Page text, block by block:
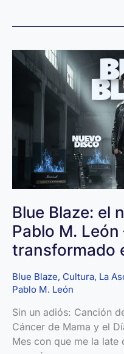
y
riesgo
social
Blue Blaze: el
Pablo M.
transformado
Blue Blaze, Cultura, La
Pablo M. León
Sin un adiós: Canción
Cáncer de Mama y el
Mes con que me la late